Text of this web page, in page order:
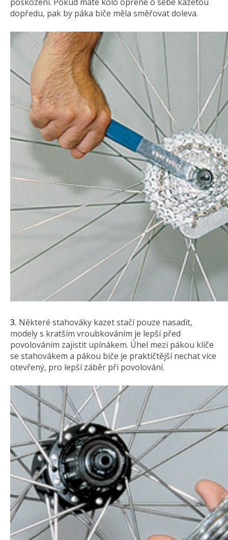
dopředu, pak by páka biče měla směřovat doleva.
3. Některé stahováky kazet stačí pouze nasadit,
modely s kratším vroubkováním je lepší před
povolováním zajistit upínákem. Úhel mezi pákou klíče
se stahovákem a pákou biče je praktičtější nechat více
otevřený, pro lepší záběr při povolování.